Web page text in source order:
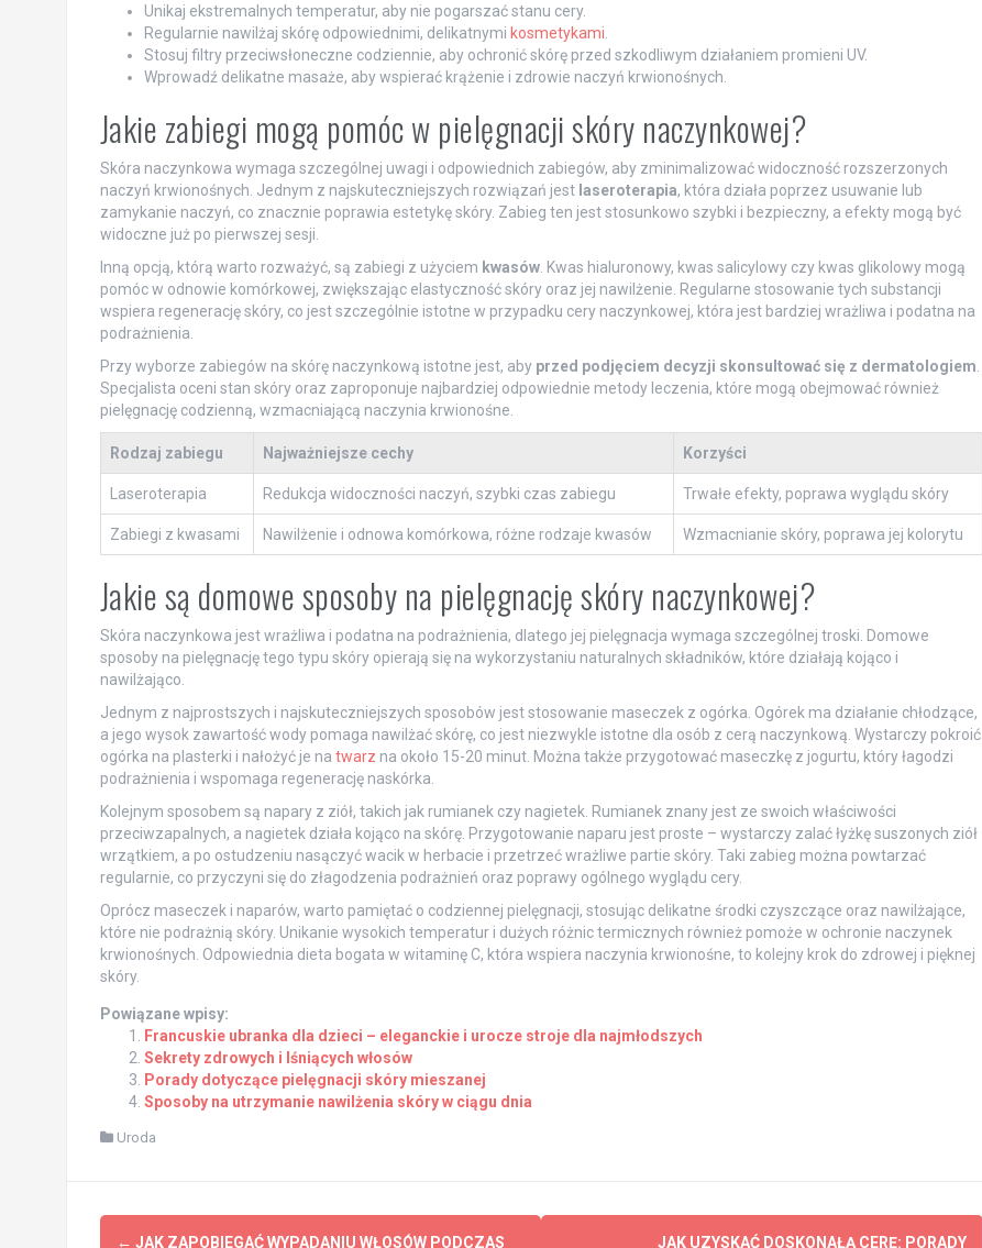
Unikaj ekstremalnych temperatur, aby nie pogarszać stanu cery.
Regularnie nawilżaj skórę odpowiednimi, delikatnymi kosmetykami.
Stosuj filtry przeciwsłoneczne codziennie, aby ochronić skórę przed szkodliwym działaniem promieni UV.
Wprowadź delikatne masaże, aby wspierać krążenie i zdrowie naczyń krwionośnych.
Jakie zabiegi mogą pomóc w pielęgnacji skóry naczynkowej?
Skóra naczynkowa wymaga szczególnej uwagi i odpowiednich zabiegów, aby zminimalizować widoczność rozszerzonych
naczyń krwionośnych. Jednym z najskuteczniejszych rozwiązań jest laseroterapia, która działa poprzez usuwanie lub
zamykanie naczyń, co znacznie poprawia estetykę skóry. Zabieg ten jest stosunkowo szybki i bezpieczny, a efekty mogą być
widoczne już po pierwszej sesji.
Inną opcją, którą warto rozważyć, są zabiegi z użyciem kwasów. Kwas hialuronowy, kwas salicylowy czy kwas glikolowy mogą
pomóc w odnowie komórkowej, zwiększając elastyczność skóry oraz jej nawilżenie. Regularne stosowanie tych substancji
wspiera regenerację skóry, co jest szczególnie istotne w przypadku cery naczynkowej, która jest bardziej wrażliwa i podatna na
podrażnienia.
Przy wyborze zabiegów na skórę naczynkową istotne jest, aby przed podjęciem decyzji skonsultować się z dermatologiem.
Specjalista oceni stan skóry oraz zaproponuje najbardziej odpowiednie metody leczenia, które mogą obejmować również
pielęgnację codzienną, wzmacniającą naczynia krwionośne.
Rodzaj zabiegu Najważniejsze cechy Korzyści
Laseroterapia Redukcja widoczności naczyń, szybki czas zabiegu Trwałe efekty, poprawa wyglądu skóry
Zabiegi z kwasami Nawilżenie i odnowa komórkowa, różne rodzaje kwasów Wzmacnianie skóry, poprawa jej kolorytu
Jakie są domowe sposoby na pielęgnację skóry naczynkowej?
Skóra naczynkowa jest wrażliwa i podatna na podrażnienia, dlatego jej pielęgnacja wymaga szczególnej troski. Domowe
sposoby na pielęgnację tego typu skóry opierają się na wykorzystaniu naturalnych składników, które działają kojąco i
nawilżająco.
Jednym z najprostszych i najskuteczniejszych sposobów jest stosowanie maseczek z ogórka. Ogórek ma działanie chłodzące,
a jego wysok zawartość wody pomaga nawilżać skórę, co jest niezwykle istotne dla osób z cerą naczynkową. Wystarczy pokroić
ogórka na plasterki i nałożyć je na twarz na około 15-20 minut. Można także przygotować maseczkę z jogurtu, który łagodzi
podrażnienia i wspomaga regenerację naskórka.
Kolejnym sposobem są napary z ziół, takich jak rumianek czy nagietek. Rumianek znany jest ze swoich właściwości
przeciwzapalnych, a nagietek działa kojąco na skórę. Przygotowanie naparu jest proste – wystarczy zalać łyżkę suszonych ziół
wrzątkiem, a po ostudzeniu nasączyć wacik w herbacie i przetrzeć wrażliwe partie skóry. Taki zabieg można powtarzać
regularnie, co przyczyni się do złagodzenia podrażnień oraz poprawy ogólnego wyglądu cery.
Oprócz maseczek i naparów, warto pamiętać o codziennej pielęgnacji, stosując delikatne środki czyszczące oraz nawilżające,
które nie podrażnią skóry. Unikanie wysokich temperatur i dużych różnic termicznych również pomoże w ochronie naczynek
krwionośnych. Odpowiednia dieta bogata w witaminę C, która wspiera naczynia krwionośne, to kolejny krok do zdrowej i pięknej
skóry.
Powiązane wpisy:
Francuskie ubranka dla dzieci – eleganckie i urocze stroje dla najmłodszych
Sekrety zdrowych i lśniących włosów
Porady dotyczące pielęgnacji skóry mieszanej
Sposoby na utrzymanie nawilżenia skóry w ciągu dnia
Uroda
Post
← JAK ZAPOBIEGAĆ WYPADANIU WŁOSÓW PODCZAS JAK UZYSKAĆ DOSKONAŁĄ CERĘ: PORADY